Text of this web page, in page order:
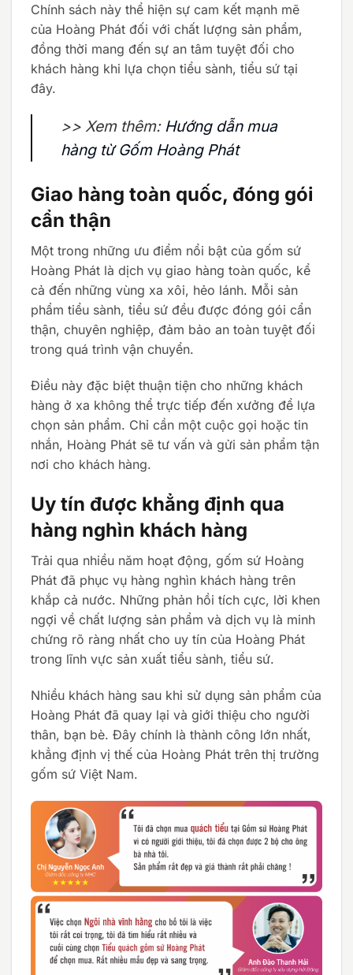
Chính sách này thể hiện sự cam kết mạnh mẽ
của Hoàng Phát đối với chất lượng sản phẩm,
đồng thời mang đến sự an tâm tuyệt đối cho
khách hàng khi lựa chọn tiểu sành, tiểu sứ tại
đây.
>> Xem thêm: Hướng dẫn mua
hàng từ Gốm Hoàng Phát
Giao hàng toàn quốc, đóng gói
cẩn thận
Một trong những ưu điểm nổi bật của gốm sứ
Hoàng Phát là dịch vụ giao hàng toàn quốc, kể
cả đến những vùng xa xôi, hẻo lánh. Mỗi sản
phẩm tiểu sành, tiểu sứ đều được đóng gói cẩn
thận, chuyên nghiệp, đảm bảo an toàn tuyệt đối
trong quá trình vận chuyển.
Điều này đặc biệt thuận tiện cho những khách
hàng ở xa không thể trực tiếp đến xưởng để lựa
chọn sản phẩm. Chỉ cần một cuộc gọi hoặc tin
nhắn, Hoàng Phát sẽ tư vấn và gửi sản phẩm tận
nơi cho khách hàng.
Uy tín được khẳng định qua
hàng nghìn khách hàng
Trải qua nhiều năm hoạt động, gốm sứ Hoàng
Phát đã phục vụ hàng nghìn khách hàng trên
khắp cả nước. Những phản hồi tích cực, lời khen
ngợi về chất lượng sản phẩm và dịch vụ là minh
chứng rõ ràng nhất cho uy tín của Hoàng Phát
trong lĩnh vực sản xuất tiểu sành, tiểu sứ.
Nhiều khách hàng sau khi sử dụng sản phẩm của
Hoàng Phát đã quay lại và giới thiệu cho người
thân, bạn bè. Đây chính là thành công lớn nhất,
khẳng định vị thế của Hoàng Phát trên thị trường
gốm sứ Việt Nam.